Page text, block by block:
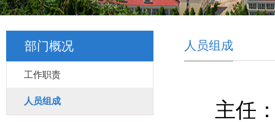
部门概况
工作职责
人员组成
人员组成
主任